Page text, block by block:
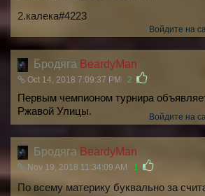
2.калека#4223
Войдите на
Бродяга BeardyMan
Oct 14, 2018 7:09:37 PM 2
Первым чемпионом турнира
Ржавой Улицы.
Войдите на
Бродяга BeardyMan
Nov 19, 2018 11:34:09 AM 1
По всему материку буквально за